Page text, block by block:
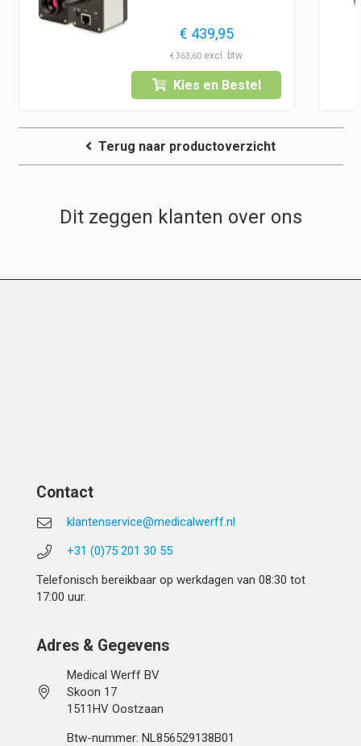
€ 439,95
€363,60
Kies en Bestel
Terug naar productoverzicht
Dit zeggen klanten over ons
Contact
klantenservice@medicalwerff.nl
+31 (0)75 201 30 55
Telefonisch bereikbaar op werkdagen van 08:30 tot
17:00 uur.
Adres & Gegevens
Medical Werff BV
Skoon 17
1511HV Oostzaan
Btw-nummer: NL856529138B01